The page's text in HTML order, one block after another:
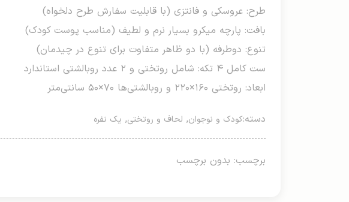
طرح: عروسکی و فانتزی (با قابلیت سفارش طرح دلخواه)
بافت: پارچه میکرو بسیار نرم و لطیف (مناسب پوست کودک)
تنوع: دوطرفه (با دو ظاهر متفاوت برای تنوع در چیدمان)
ست کامل ۴ تکه: شامل روتختی و ۲ عدد روبالشتی استاندارد
ابعاد: روتختی ۱۶۰×۲۲۰ و روبالشتی‌ها ۷۰×۵۰ سانتی‌متر
دسته:کودک و نوجوان, لحاف و روتختی, یک نفره
برچسب: بدون برچسب